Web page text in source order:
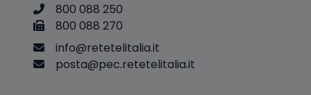
800 088 250
800 088 270
info@retetelitalia.it
posta@pec.retetelitalia.it